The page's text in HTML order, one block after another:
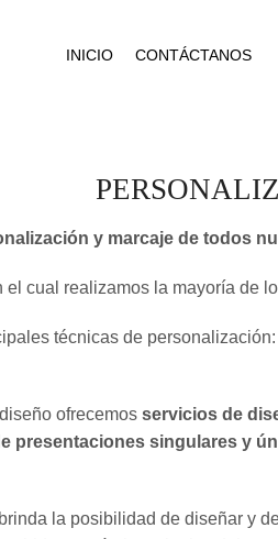
INICIO CONTÁCTANOS
y marcaje de todos
cual realizamos la mayoría de
técnicas de
ofrecemos servicios de
presentaciones singulares y
la posibilidad de diseñar y